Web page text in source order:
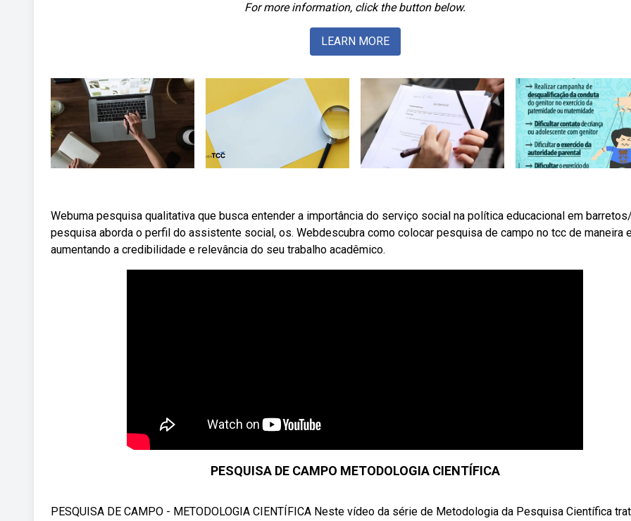
For more information, click the button below.
LEARN MORE
Webuma pesquisa qualitativa que busca entender a importância do serviço social na política educacional em
pesquisa aborda o perfil do assistente social, os. Webdescubra como colocar pesquisa de campo no tcc de maneira
aumentando a credibilidade e relevância do seu trabalho acadêmico.
PESQUISA DE CAMPO METODOLOGIA CIENTÍFICA
PESQUISA DE CAMPO - METODOLOGIA CIENTÍFICA Neste vídeo da série de Metodologia da Pesquisa Científica